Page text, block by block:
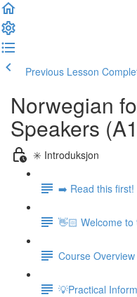
Previous Lesson
Norwegian
Speakers
✳️ Introduksjon
➡️ Read this first!
👋🏻 Welcome
Course Overview
💡Practical